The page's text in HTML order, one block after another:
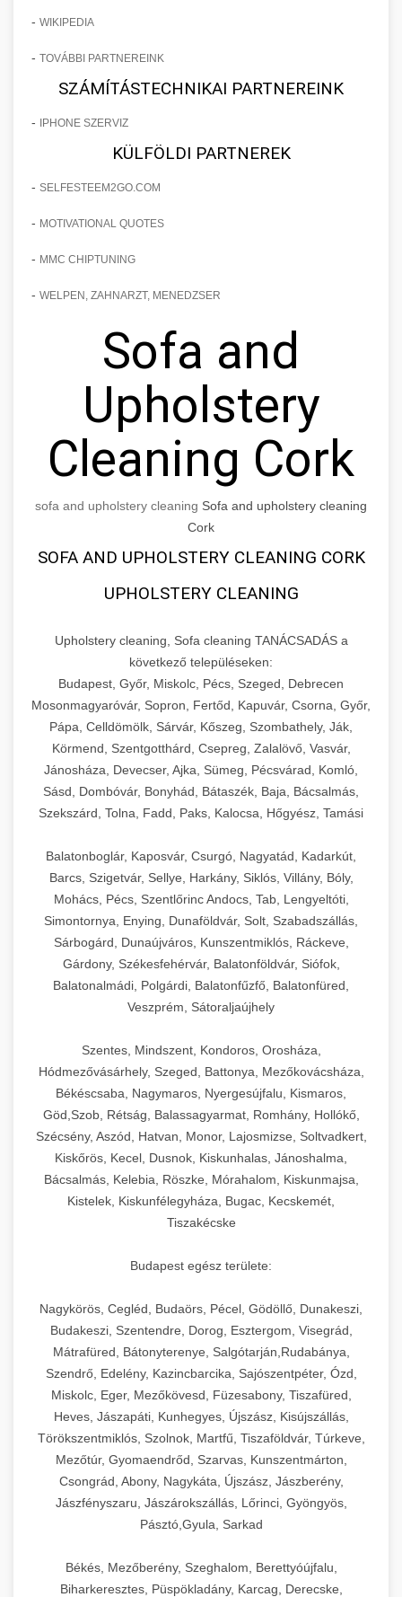
- WIKIPEDIA
- TOVÁBBI PARTNEREINK
SZÁMÍTÁSTECHNIKAI PARTNEREINK
- IPHONE SZERVIZ
KÜLFÖLDI PARTNEREK
- SELFESTEEM2GO.COM
- MOTIVATIONAL QUOTES
- MMC CHIPTUNING
- WELPEN, ZAHNARZT, MENEDZSER
Sofa and
Upholstery
Cleaning Cork
sofa and upholstery cleaning Sofa and upholstery cleaning
Cork
SOFA AND UPHOLSTERY CLEANING CORK
UPHOLSTERY CLEANING
Upholstery cleaning, Sofa cleaning TANÁCSADÁS a
következő településeken:
Budapest, Győr, Miskolc, Pécs, Szeged, Debrecen
Mosonmagyaróvár, Sopron, Fertőd, Kapuvár, Csorna, Győr,
Pápa, Celldömölk, Sárvár, Kőszeg, Szombathely, Ják,
Körmend, Szentgotthárd, Csepreg, Zalalövő, Vasvár,
Jánosháza, Devecser, Ajka, Sümeg, Pécsvárad, Komló,
Sásd, Dombóvár, Bonyhád, Bátaszék, Baja, Bácsalmás,
Szekszárd, Tolna, Fadd, Paks, Kalocsa, Hőgyész, Tamási
Balatonboglár, Kaposvár, Csurgó, Nagyatád, Kadarkút,
Barcs, Szigetvár, Sellye, Harkány, Siklós, Villány, Bóly,
Mohács, Pécs, Szentlőrinc Andocs, Tab, Lengyeltóti,
Simontornya, Enying, Dunaföldvár, Solt, Szabadszállás,
Sárbogárd, Dunaújváros, Kunszentmiklós, Ráckeve,
Gárdony, Székesfehérvár, Balatonföldvár, Siófok,
Balatonalmádi, Polgárdi, Balatonfűzfő, Balatonfüred,
Veszprém, Sátoraljaújhely
Szentes, Mindszent, Kondoros, Orosháza,
Hódmezővásárhely, Szeged, Battonya, Mezőkovácsháza,
Békéscsaba, Nagymaros, Nyergesújfalu, Kismaros,
Göd,Szob, Rétság, Balassagyarmat, Romhány, Hollókő,
Szécsény, Aszód, Hatvan, Monor, Lajosmizse, Soltvadkert,
Kiskőrös, Kecel, Dusnok, Kiskunhalas, Jánoshalma,
Bácsalmás, Kelebia, Röszke, Mórahalom, Kiskunmajsa,
Kistelek, Kiskunfélegyháza, Bugac, Kecskemét,
Tiszakécske
Budapest egész területe:
Nagykörös, Cegléd, Budaörs, Pécel, Gödöllő, Dunakeszi,
Budakeszi, Szentendre, Dorog, Esztergom, Visegrád,
Mátrafüred, Bátonyterenye, Salgótarján,Rudabánya,
Szendrő, Edelény, Kazincbarcika, Sajószentpéter, Ózd,
Miskolc, Eger, Mezőkövesd, Füzesabony, Tiszafüred,
Heves, Jászapáti, Kunhegyes, Újszász, Kisújszállás,
Törökszentmiklós, Szolnok, Martfű, Tiszaföldvár, Túrkeve,
Mezőtúr, Gyomaendrőd, Szarvas, Kunszentmárton,
Csongrád, Abony, Nagykáta, Újszász, Jászberény,
Jászfényszaru, Jászárokszállás, Lőrinci, Gyöngyös,
Pásztó,Gyula, Sarkad
Békés, Mezőberény, Szeghalom, Berettyóújfalu,
Biharkeresztes, Püspökladány, Karcag, Derecske,